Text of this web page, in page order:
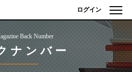
ログイン
Back Number
ナンバー